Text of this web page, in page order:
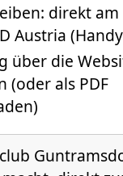
direkt
Austria
über die
(oder als PDF